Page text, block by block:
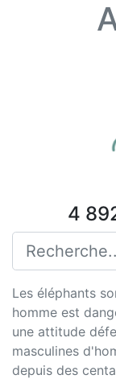
4
Les éléphants
homme est
une attitude
masculines
depuis des